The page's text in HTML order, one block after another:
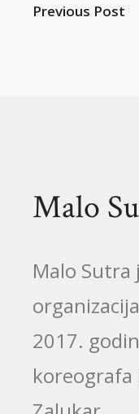
Previous Post
Malo
Malo
2017.
koreografa